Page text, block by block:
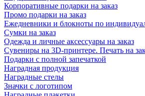
Корпоративные подарки на заказ
Промо подарки на заказ
Ежедневники и блокноты по
Сумки на заказ
Одежда и личные аксессуары на заказ
Сувениры на 3D-принтере. Печать на
Подарки с полной запечаткой
Наградная продукция
Наградные стелы
Значки с логотипом